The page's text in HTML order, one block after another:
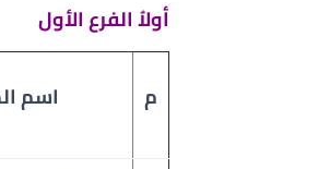
أولاُ الفرع الأول
م اسم